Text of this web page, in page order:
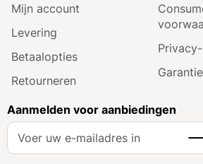
Mijn account
Levering
Betaalopties
Retourneren
Aanmelden voor aanbiedingen
A